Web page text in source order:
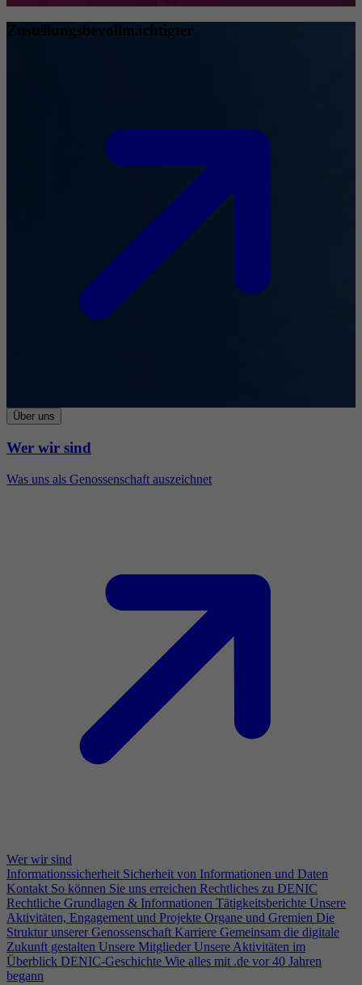
Zustellungsbevollmächtigter
Über uns
Wer wir sind
Was uns als Genossenschaft auszeichnet
Wer wir sind
Informationssicherheit Sicherheit von Informationen und Daten
Kontakt So können Sie uns erreichen Rechtliches zu DENIC
Rechtliche Grundlagen & Informationen Tätigkeitsberichte Unsere
Aktivitäten, Engagement und Projekte Organe und Gremien Die
Struktur unserer Genossenschaft Karriere Gemeinsam die digitale
Zukunft gestalten Unsere Mitglieder Unsere Aktivitäten im
Überblick DENIC-Geschichte Wie alles mit .de vor 40 Jahren
begann